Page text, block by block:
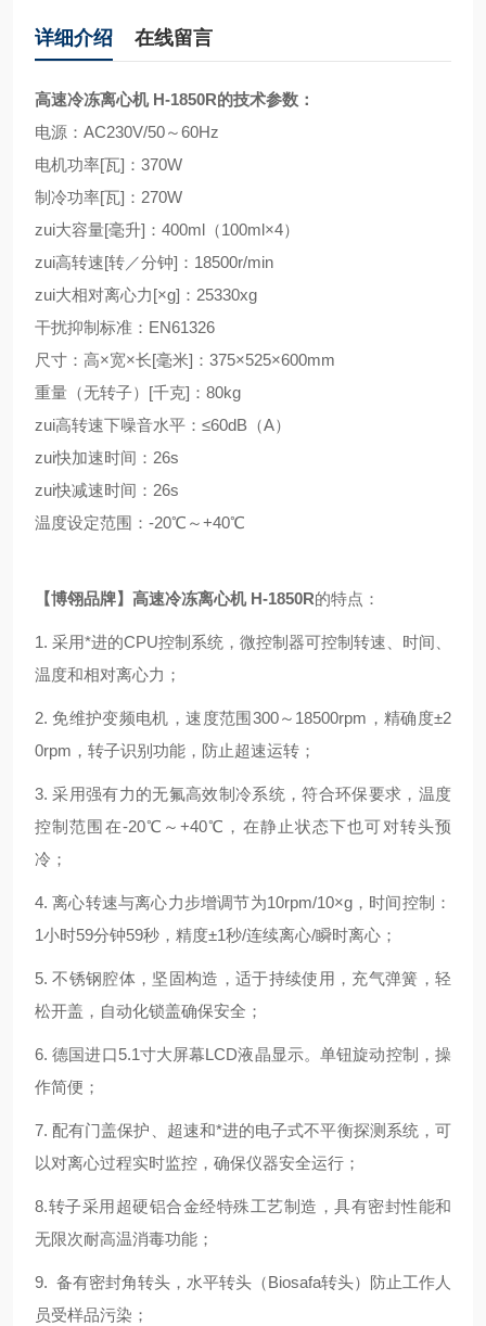
详细介绍 在线留言
高速冷冻离心机 H-1850R的技术参数：
电源：AC230V/50～60Hz
电机功率[瓦]：370W
制冷功率[瓦]：270W
zui大容量[毫升]：400ml（100ml×4）
zui高转速[转／分钟]：18500r/min
zui大相对离心力[×g]：25330xg
干扰抑制标准：EN61326
尺寸：高×宽×长[毫米]：375×525×600mm
重量（无转子）[千克]：80kg
zui高转速下噪音水平：≤60dB（A）
zui快加速时间：26s
zui快减速时间：26s
温度设定范围：-20℃～+40℃
【博翎品牌】 高速冷冻离心机 H-1850R的特点：
1. 采用*进的CPU控制系统，微控制器可控制转速、时间、
温度和相对离心力；
2. 免维护变频电机，速度范围300～18500rpm，精确度±2
0rpm，转子识别功能，防止超速运转；
3. 采用强有力的无氟高效制冷系统，符合环保要求，温度
控制范围在-20℃～+40℃，在静止状态下也可对转头预
冷；
4. 离心转速与离心力步增调节为10rpm/10×g，时间控制：
1小时59分钟59秒，精度±1秒/连续离心/瞬时离心；
5. 不锈钢腔体，坚固构造，适于持续使用，充气弹簧，轻
松开盖，自动化锁盖确保安全；
6. 德国进口5.1寸大屏幕LCD液晶显示。单钮旋动控制，操
作简便；
7. 配有门盖保护、超速和*进的电子式不平衡探测系统，可
以对离心过程实时监控，确保仪器安全运行；
8.转子采用超硬铝合金经特殊工艺制造，具有密封性能和
无限次耐高温消毒功能；
9. 备有密封角转头，水平转头（Biosafa转头）防止工作人
员受样品污染；